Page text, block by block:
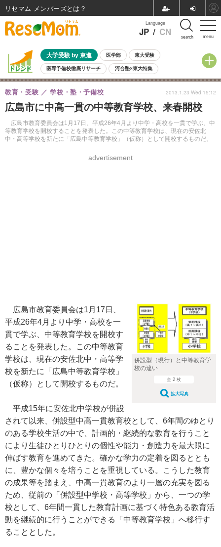
menu
Language
JP / CN search
大学受験 by 東進 医学部 東大受験
医専予備校徹底リサーチ 河合塾×東大特集
親子で考える大学選び 高校受験 中学受験 小学校受験
共通テスト 夏休み 8月開催学校説明会・相談会
8月開催イベント・WS 全国公立高校 過去問 人気記事
自由研究教材（小学生向け） 自由研究教材（中学生向け） ランキング
広島市に中高一貫の中等教育学校、来春開校
広島市教育委員会は1月17日、平成26年4月より中学・高校を一貫で学ぶ、中
等教育学校を開校することを発表した。この中等教育学校は、現在の安佐北
中・高等学校を新たに「広島中等教育学校」（仮称）として開校するものだ。
教育・受験 学校・塾・予備校
advertisement
2013.1.23 Wed 15:12
併設型（現行）と中等教育学
校の違い
全 2 枚
拡大写真
広島市教育委員会は1月17日、
平成26年4月より中学・高校を一
貫で学ぶ、中等教育学校を開校す
ることを発表した。この中等教育
学校は、現在の安佐北中・高等学
校を新たに「広島中等教育学校」
（仮称）として開校するものだ。
平成15年に安佐北中学校が併設
されて以来、併設型中高一貫教育校として、6年間のゆとり
のある学校生活の中で、計画的・継続的な教育を行うこと
により生徒ひとりひとりの個性や能力・創造力を最大限に
伸ばす教育を進めてきた。確かな学力の定着を図るととも
に、豊かな個々を培うことを重視している。こうした教育
の成果等を踏まえ、中高一貫教育のより一層の充実を図る
ため、従前の「併設型中学校・高等学校」から、一つの学
校として、6年間一貫した教育計画に基づく特色ある教育活
動を継続的に行うことができる「中等教育学校」へ移行す
ることとした。
リセマム メンバーズ